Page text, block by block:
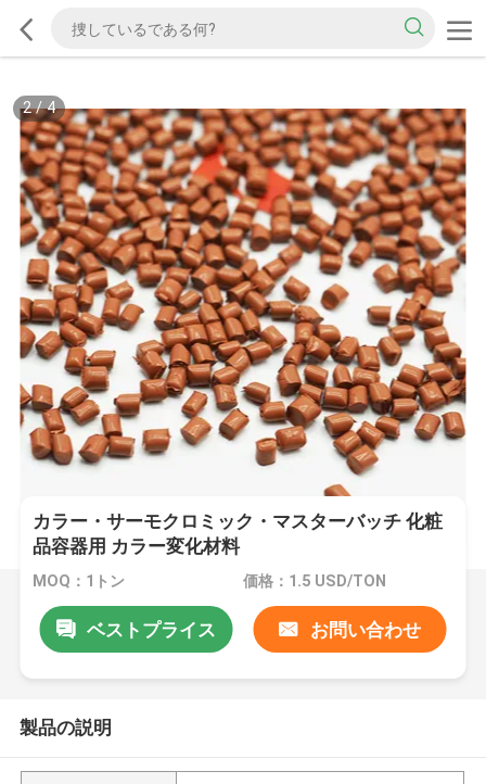
2/4
カラー・サーモクロミック・マスターバッチ 化粧
品容器用 カラー変化材料
MOQ：1トン 価格：1.5 USD/TON
ベストプライス お問い合わせ
製品の説明